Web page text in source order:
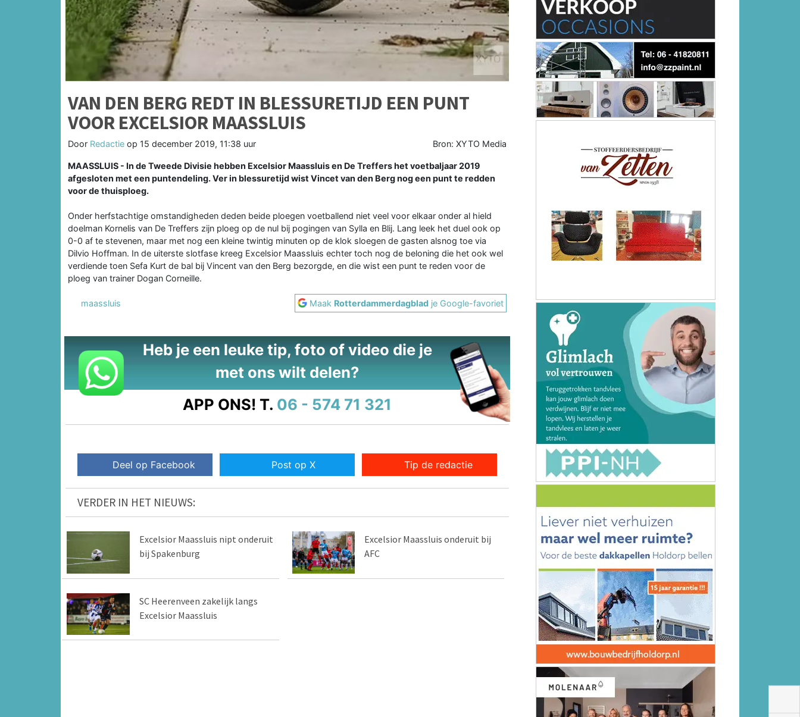
VAN DEN BERG REDT IN BLESSURETIJD EEN PUNT
VOOR EXCELSIOR MAASSLUIS
Door Redactie op 15 december 2019, 11:38 uur Bron: XYTO Media
MAASSLUIS - In de Tweede Divisie hebben Excelsior Maassluis en De Treffers het voetbaljaar 2019
afgesloten met een puntendeling. Ver in blessuretijd wist Vincet van den Berg nog een punt te redden
voor de thuisploeg.
Onder herfstachtige omstandigheden deden beide ploegen voetballend niet veel voor elkaar onder al hield
doelman Kornelis van De Treffers zijn ploeg op de nul bij pogingen van Sylla en Blij. Lang leek het duel ook op
0-0 af te stevenen, maar met nog een kleine twintig minuten op de klok sloegen de gasten alsnog toe via
Dilvio Hoffman. In de uiterste slotfase kreeg Excelsior Maassluis echter toch nog de beloning die het ook wel
verdiende toen Sefa Kurt de bal bij Vincent van den Berg bezorgde, en die wist een punt te reden voor de
ploeg van trainer Dogan Corneille.
maassluis Maak Rotterdammerdagblad je Google-favoriet
Heb je een leuke tip, foto of video die je
met ons wilt delen?
APP ONS! T. 06 - 574 71 321
Deel op Facebook Post op X Tip de redactie
VERDER IN HET NIEUWS:
Excelsior Maassluis nipt onderuit
bij Spakenburg
Excelsior Maassluis onderuit bij
AFC
SC Heerenveen zakelijk langs
Excelsior Maassluis